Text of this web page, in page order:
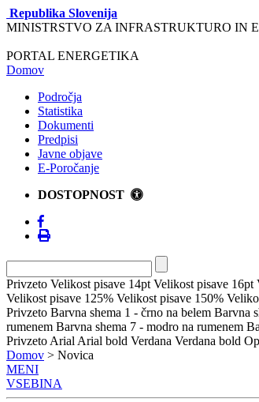
Republika Slovenija
MINISTRSTVO ZA INFRASTRUKTURO IN
PORTAL ENERGETIKA
Domov
Področja
Statistika
Dokumenti
Predpisi
Javne objave
E-Poročanje
DOSTOPNOST
Privzeto Velikost pisave 14pt Velikost pisave 16pt
Velikost pisave 125% Velikost pisave 150%
Privzeto Barvna shema 1 - črno na belem Barvna
rumenem Barvna shema 7 - modro na rumenem
Privzeto Arial Arial bold Verdana Verdana bold
Domov > Novica
MENI
VSEBINA